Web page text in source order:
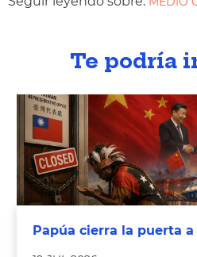
Te podría
Papúa cierra la puerta a